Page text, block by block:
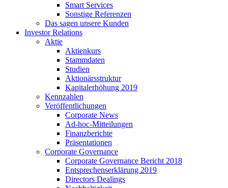
Smart Services
Sonstige Referenzen
Das sagen unsere Kunden
Investor Relations
Aktie
Aktienkurs
Stammdaten
Studien
Aktionärsstruktur
Kapitalerhöhung 2019
Kennzahlen
Veröffentlichungen
Corporate News
Ad-hoc-Mitteilungen
Finanzberichte
Präsentationen
Corporate Governance
Corporate Governance Bericht 2018
Entsprechenserklärung 2019
Directors Dealings